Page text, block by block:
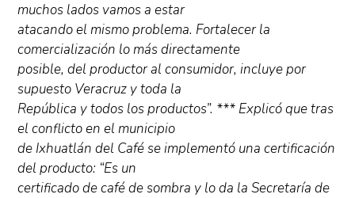
muchos lados vamos a estar
atacando el mismo problema. Fortalecer la
comercialización lo más directamente
posible, del productor al consumidor, incluye por
supuesto Veracruz y toda la
República y todos los productos”. *** Explicó que tras
el conflicto en el municipio
de Ixhuatlán del Café se implementó una certificación
del producto: “Es un
certificado de café de sombra y lo da la Secretaría de